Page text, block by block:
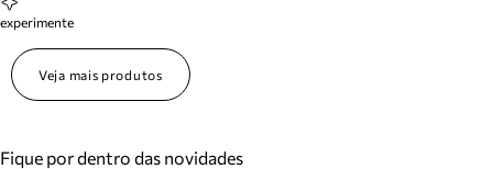
experimente
Veja mais produtos
Fique por dentro das novidades